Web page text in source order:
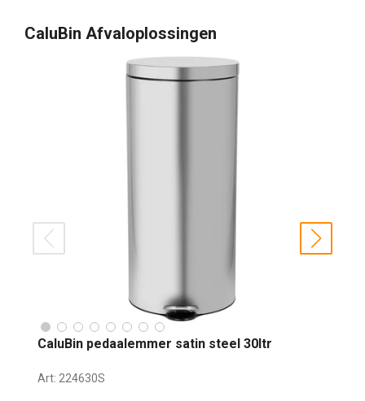
CaluBin Afvaloplossingen
CaluBin pedaalemmer satin steel 30ltr
Art: 224630S
prev next